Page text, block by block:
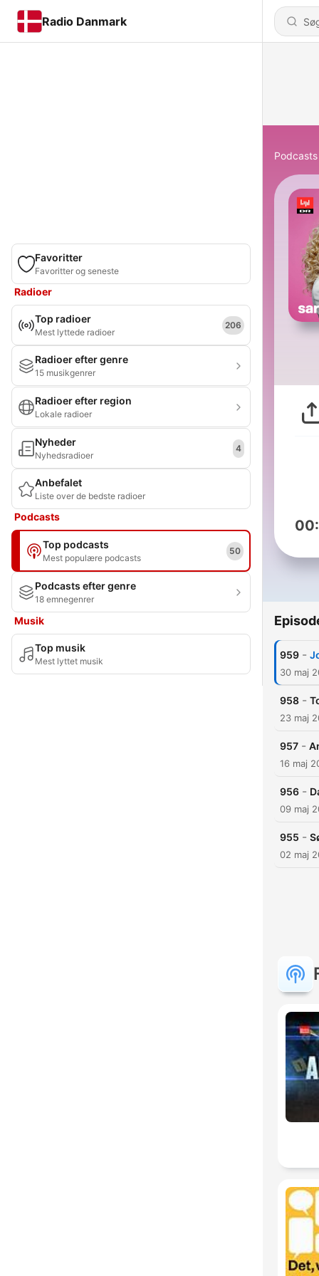
Radio Danmark
Favoritter
Favoritter og seneste
Radioer
Top radioer
Mest lyttede radioer
206
Radioer efter genre
15 musikgenrer
Radioer efter region
Lokale radioer
Nyheder
Nyhedsradioer
4
Anbefalet
Liste over de bedste radioer
Podcasts
Top podcasts
Mest populære podcasts
50
Podcasts efter genre
18 emnegenrer
Musik
Top musik
Mest lyttet musik
Podcasts
959 -
30 maj
958 -
23 maj
957 -
16 maj
956 -
09 maj
955 -
02 maj